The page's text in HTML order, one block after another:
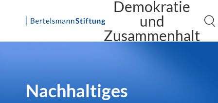
Skip
Demokratie
und
Zusammenhalt
Nachhaltiges